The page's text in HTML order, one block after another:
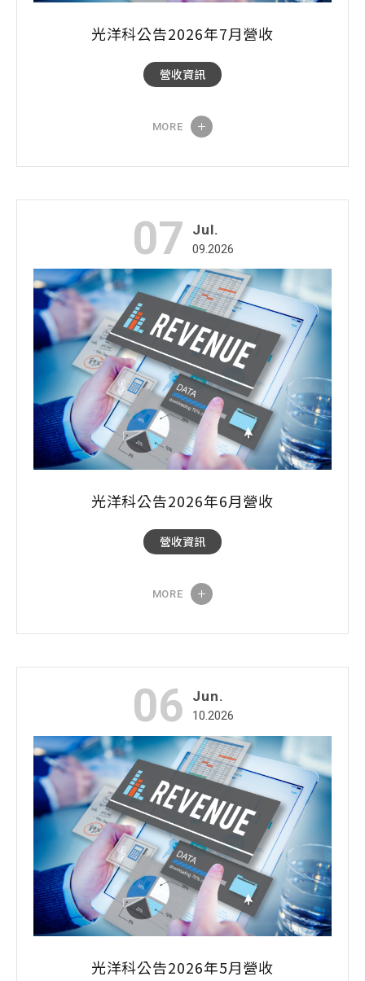
光洋科公告2026年7月營收
營收資訊
MORE
07 Jul.
09.2026
光洋科公告2026年6月營收
營收資訊
MORE
06 Jun.
10.2026
光洋科公告2026年5月營收